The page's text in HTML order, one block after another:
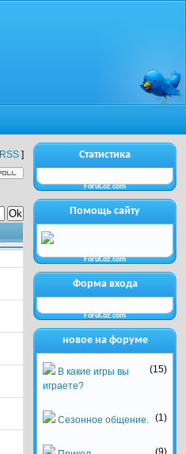
RSS ] Статистика
ForuCoz.com
Помощь сайту
ForuCoz.com
Форма входа
ForuCoz.com
новое на форуме
В какие игры вы
играете?
(15)
Сезонное общение. (1)
(9)